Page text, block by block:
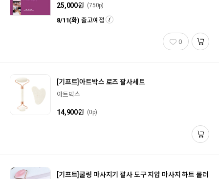
25,000원 (750p)
8/11(화) 출고예정
0
[기프트]아트박스 로즈 괄사세트
아트박스
14,900원 (0p)
[기프트]쿨링 마사지기 괄사 도구 지압 마사지 하트 롤러